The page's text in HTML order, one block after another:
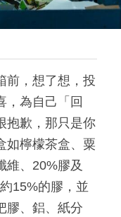
前，想了想，投
，為自己「回
抱歉，那只是你
如檸檬茶盒、粟
維、20%膠及
15%的膠，並
膠、鋁、紙分